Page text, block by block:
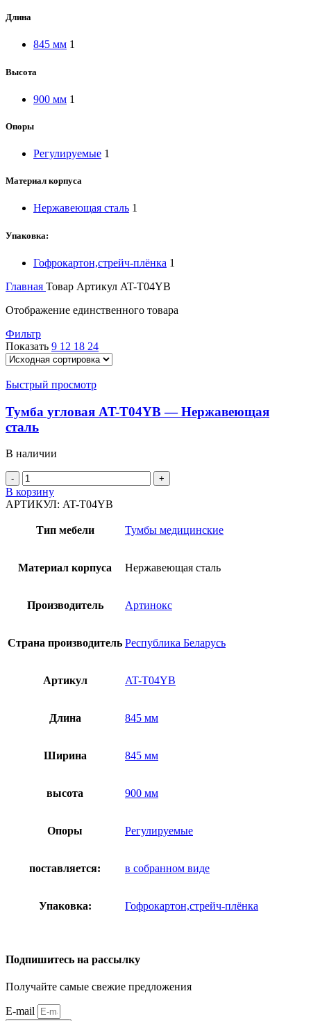
Длина
845 мм 1
Высота
900 мм 1
Опоры
Регулируемые 1
Материал корпуса
Нержавеющая сталь 1
Упаковка:
Гофрокартон,стрейч-плёнка 1
Главная Товар Артикул AT-T04YB
Отображение единственного товара
Фильтр
Показать 9 12 18 24
Быстрый просмотр
Тумба угловая AT-T04YB — Нержавеющая
сталь
В наличии
Количество
товара
Тумба
AT-
Нержавеющая
сталь
В корзину
АРТИКУЛ: AT-T04YB
Тип мебели Тумбы медицинские
Материал корпуса Нержавеющая сталь
Производитель Артинокс
Страна производитель Республика Беларусь
Артикул AT-T04YB
Длина 845 мм
Ширина 845 мм
высота 900 мм
Опоры Регулируемые
поставляется: в собранном виде
Упаковка: Гофрокартон,стрейч-плёнка
Подпишитесь на рассылку
Получайте самые свежие предложения
E-mail